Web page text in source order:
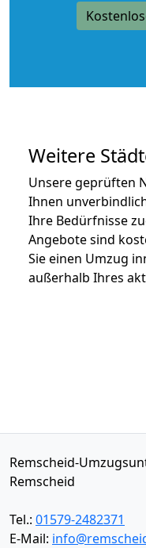
Weitere
Unsere geprüften
Ihnen
Ihre Bedürfnisse
Angebote sind
Sie einen Umzug
außerhalb Ihres
Remscheid-
Remscheid
Tel.: 01579-2482371
E-Mail: